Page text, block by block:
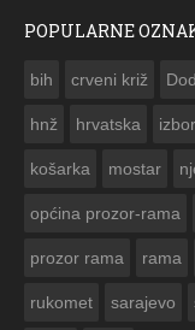
POPULARNE
bih crveni križ
hnž hrvatska
košarka mostar
općina prozor-rama
prozor rama rama
rukomet sarajevo